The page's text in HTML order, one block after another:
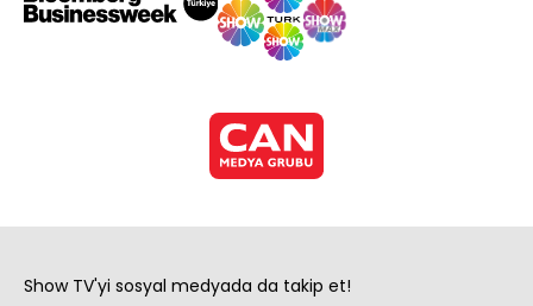
Show TV'yi sosyal medyada da takip et!